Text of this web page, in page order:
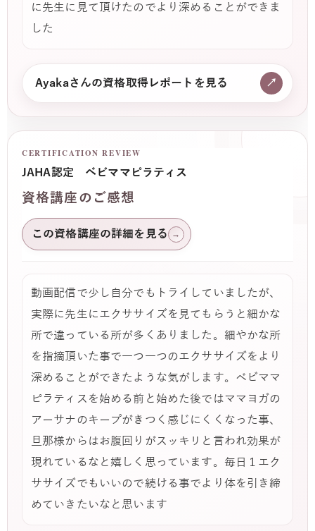
に先生に見て頂けたのでより深めることができま
した
Ayakaさんの資格取得レポートを見る ↗
CERTIFICATION REVIEW
JAHA認定 ベビママピラティス
資格講座のご感想
この資格講座の詳細を見る →
動画配信で少し自分でもトライしていましたが、
実際に先生にエクササイズを見てもらうと細かな
所で違っている所が多くありました。細やかな所
を指摘頂いた事で一つ一つのエクササイズをより
深めることができたような気がします。ベビママ
ピラティスを始める前と始めた後ではママヨガの
アーサナのキープがきつく感じにくくなった事、
旦那様からはお腹回りがスッキリと言われ効果が
現れているなと嬉しく思っています。毎日１エク
ササイズでもいいので続ける事でより体を引き締
めていきたいなと思います